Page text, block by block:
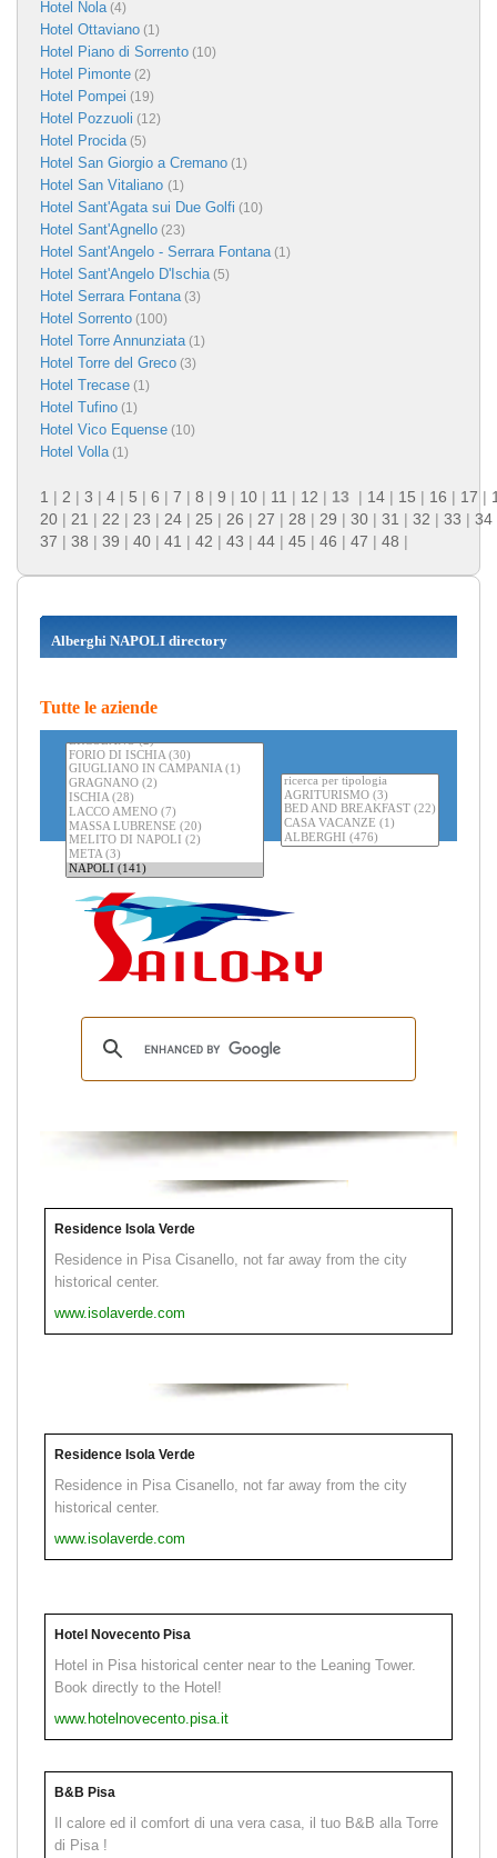
Hotel Nola(4)
Hotel Ottaviano (1)
Hotel Piano di Sorrento (10)
Hotel Pimonte (2)
Hotel Pompei (19)
Hotel Pozzuoli (12)
Hotel Procida(5)
Hotel San Giorgio a Cremano (1)
Hotel San Vitaliano (1)
Hotel Sant'Agata sui Due Golfi (10)
Hotel Sant'Agnello (23)
Hotel Sant'Angelo - Serrara Fontana(1)
Hotel Sant'Angelo D'Ischia(5)
Hotel Serrara Fontana(3)
Hotel Sorrento (100)
Hotel Torre Annunziata(1)
Hotel Torre del Greco (3)
Hotel Trecase (1)
Hotel Tufino (1)
Hotel Vico Equense (10)
Hotel Volla(1)
1 | 2 | 3 | 4 | 5 | 6 | 7 | 8 | 9 | 10 | 11 | 12 | 13 | 14 | 15 | 16 | 17 |
20 | 21 | 22 | 23 | 24 | 25 | 26 | 27 | 28 | 29 | 30 | 31 | 32 | 33 | 34
37 | 38 | 39 | 40 | 41 | 42 | 43 | 44 | 45 | 46 | 47 | 48 |
Alberghi NAPOLI directory
Tutte le aziende
Residence Isola Verde
Residence in Pisa Cisanello, not far away from the city
historical center.
www.isolaverde.com
Residence Isola Verde
Residence in Pisa Cisanello, not far away from the city
historical center.
www.isolaverde.com
Hotel Novecento Pisa
Hotel in Pisa historical center near to the Leaning Tower.
Book directly to the Hotel!
www.hotelnovecento.pisa.it
B&B Pisa
Il calore ed il comfort di una vera casa, il tuo B&B alla Torre
di Pisa !